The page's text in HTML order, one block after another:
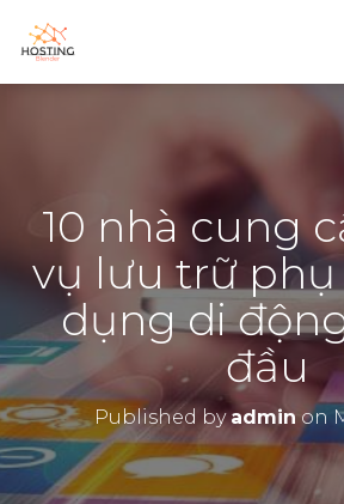
10 nhà cung
vụ lưu trữ
dụng di
đầu
Published byadminon